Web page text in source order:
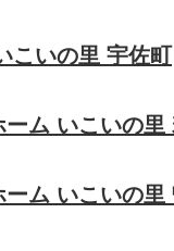
こいの里 宇佐町
ム いこいの里
ム いこいの里